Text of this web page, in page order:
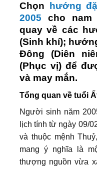
Chọn
hướng
2005 cho nam
quay về các
(Sinh khí);
Đông (Diên
(Phục vị) để
và may mắn.
Tổng quan về tuổi
Người sinh năm
lịch tính từ ngày 09/
và thuộc mệnh
mang ý nghĩa là
thượng nguồn vừa